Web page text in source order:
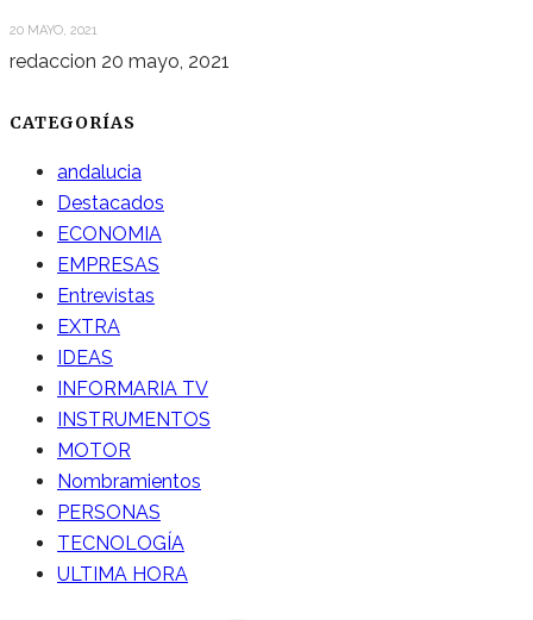
20 MAYO, 2021
redaccion 20 mayo, 2021
CATEGORÍAS
andalucia
Destacados
ECONOMIA
EMPRESAS
Entrevistas
EXTRA
IDEAS
INFORMARIA TV
INSTRUMENTOS
MOTOR
Nombramientos
PERSONAS
TECNOLOGÍA
ULTIMA HORA